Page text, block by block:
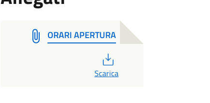
ORARI APERTURA
Scarica